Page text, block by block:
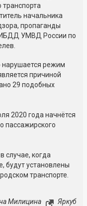
начальника
пропаганды
УМВД России по
режим
причиной
29 подобных
2020 года начнётся
пассажирского
случае, когда
будут установлены
транспорте.
Милицина Яркуб